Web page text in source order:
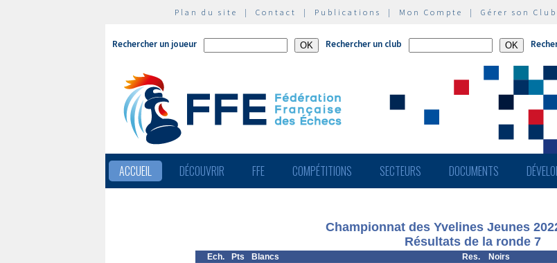
Plan du site | Contact | Publications | Mon Compte | Gérer son Club
Rechercher un joueur Rechercher un club
ACCUEIL DÉCOUVRIR FFE COMPÉTITIONS SECTEURS DOCUMENTS
Championnat des Yvelines Jeunes
Résultats de la ronde 7
Ech. Pts Blancs Res. Noirs